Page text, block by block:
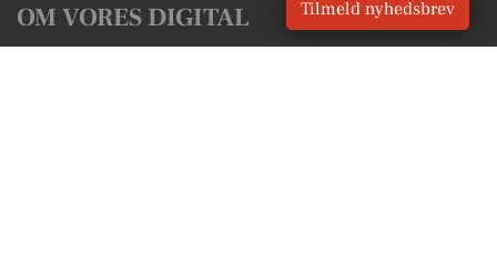
OM VORES DIGITAL Tilmeld nyhedsbrev